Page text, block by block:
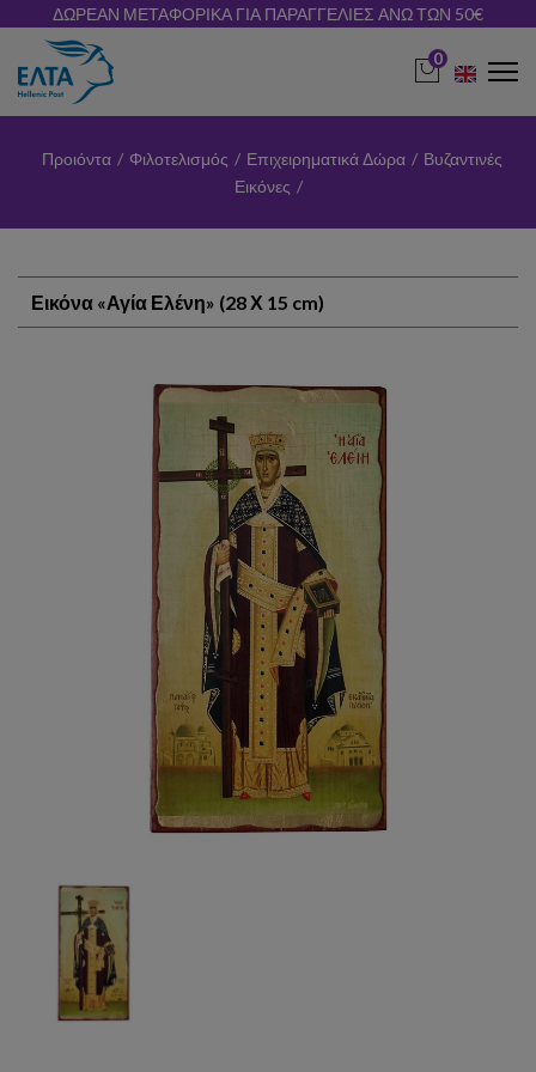
ΔΩΡΕΑΝ ΜΕΤΑΦΟΡΙΚΑ ΓΙΑ ΠΑΡΑΓΓΕΛΙΕΣ ΑΝΩ ΤΩΝ 50€
0
Προιόντα / Φιλοτελισμός / Επιχειρηματικά Δώρα / Βυζαντινές
Εικόνες /
Εικόνα «Αγία Ελένη» (28 Χ 15 cm)